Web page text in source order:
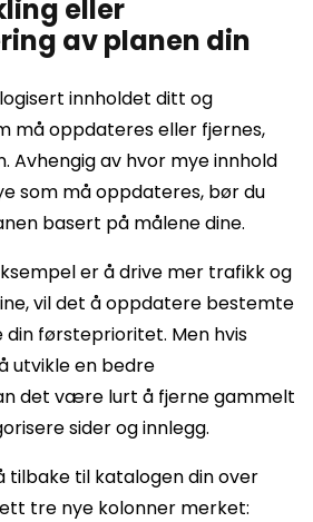
eller
av planen din
innholdet ditt og
må oppdateres eller fjernes,
Avhengig av hvor mye innhold
som må oppdateres, bør du
basert på målene dine.
er å drive mer trafikk og
vil det å oppdatere bestemte
førsteprioritet. Men hvis
utvikle en bedre
det være lurt å fjerne gammelt
sider og innlegg.
tilbake til katalogen din over
tre nye kolonner merket: